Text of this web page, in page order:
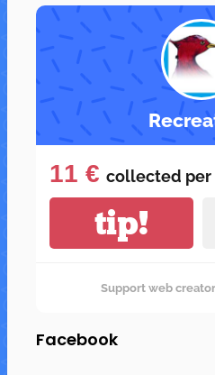
11 € collected per
tip!
Support web
Facebook